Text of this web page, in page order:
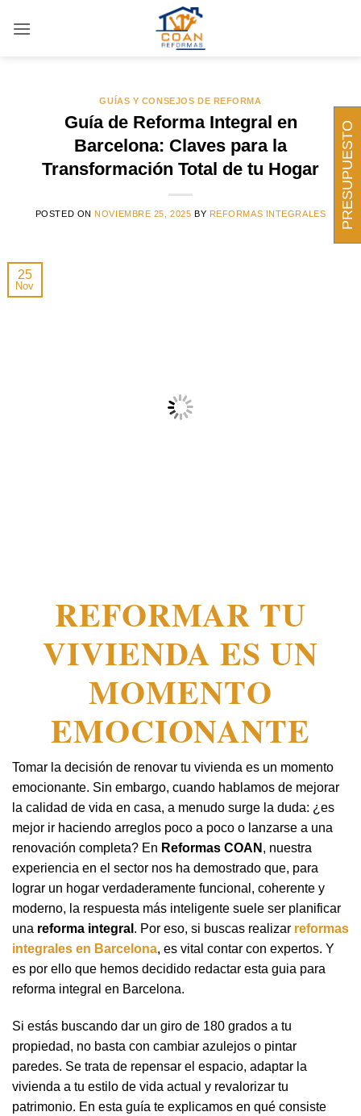
GUÍAS Y CONSEJOS DE REFORMA
Guía de Reforma Integral en
Barcelona: Claves para la
Transformación Total de tu Hogar
POSTED ON NOVIEMBRE 25, 2025 BY REFORMAS INTEGRALES
25
Nov
REFORMAR TU
VIVIENDA ES UN
MOMENTO
EMOCIONANTE
Tomar la decisión de renovar tu vivienda es un momento
emocionante. Sin embargo, cuando hablamos de mejorar
la calidad de vida en casa, a menudo surge la duda: ¿es
mejor ir haciendo arreglos poco a poco o lanzarse a una
renovación completa? En Reformas COAN , nuestra
experiencia en el sector nos ha demostrado que, para
lograr un hogar verdaderamente funcional, coherente y
moderno, la respuesta más inteligente suele ser planificar
una reforma integral . Por eso, si buscas realizar reformas
integrales en Barcelona, es vital contar con expertos. Y
es por ello que hemos decidido redactar esta guia para
reforma integral en Barcelona.
Si estás buscando dar un giro de 180 grados a tu
propiedad, no basta con cambiar azulejos o pintar
paredes. Se trata de repensar el espacio, adaptar la
vivienda a tu estilo de vida actual y revalorizar tu
patrimonio. En esta guía te explicamos en qué consiste
PRESUPUESTO